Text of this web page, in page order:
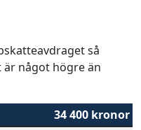
så
något högre än
34 400 kronor